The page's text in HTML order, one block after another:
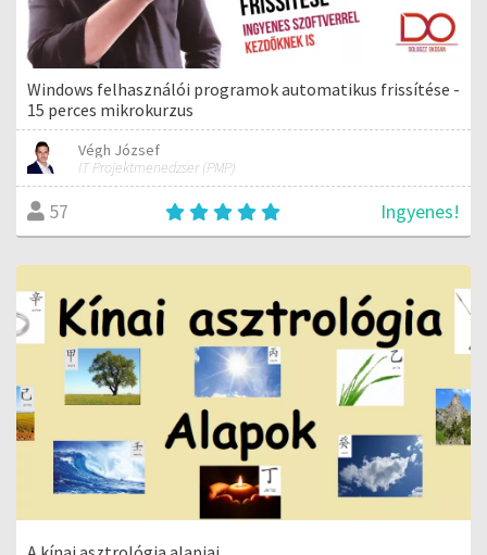
Windows felhasználói programok automatikus frissítése -
15 perces mikrokurzus
Végh József
IT Projektmenedzser (PMP)
57 Ingyenes!